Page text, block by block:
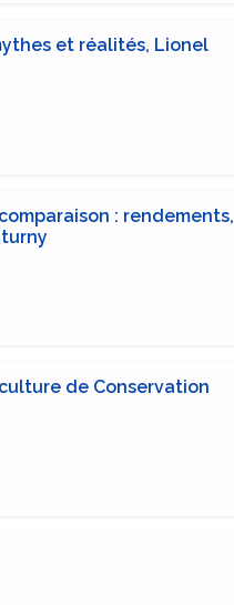
et réalités, Lionel
: rendements,
de Conservation